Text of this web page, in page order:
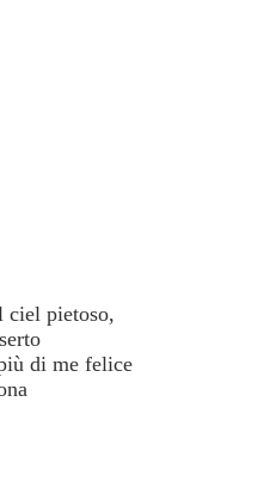
pietoso,
di me felice